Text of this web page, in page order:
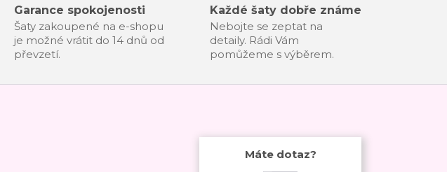
Garance spokojenosti
Šaty zakoupené na e-shopu
je možné vrátit do 14 dnů od
převzetí.
Každé šaty dobře známe
Nebojte se zeptat na
detaily. Rádi Vám
pomůžeme s výběrem.
Máte dotaz?